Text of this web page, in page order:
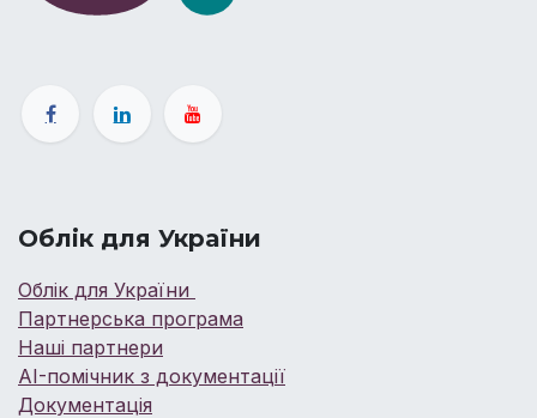
Облік для України
Облік для України
Партнерська програма
Наші партнери
AI-помічник з документації
Документація